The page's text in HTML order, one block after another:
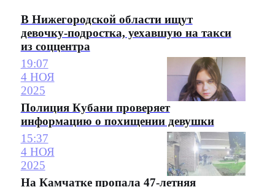
В Нижегородской области ищут
девочку-подростка, уехавшую на такси
из соццентра
19:07
4 НОЯ
2025
Полиция Кубани проверяет
информацию о похищении девушки
15:37
4 НОЯ
2025
На Камчатке пропала 47-летняя